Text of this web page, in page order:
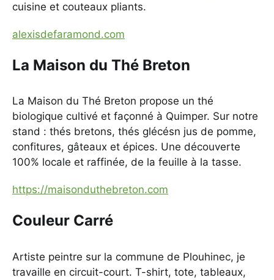
cuisine et couteaux pliants.
alexisdefaramond.com
La Maison du Thé Breton
La Maison du Thé Breton propose un thé
biologique cultivé et façonné à Quimper. Sur notre
stand : thés bretons, thés glécésn jus de pomme,
confitures, gâteaux et épices. Une découverte
100% locale et raffinée, de la feuille à la tasse.
https://maisonduthebreton.com
Couleur Carré
Artiste peintre sur la commune de Plouhinec, je
travaille en circuit-court. T-shirt, tote, tableaux,